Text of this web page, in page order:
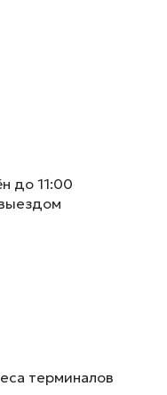
до 11:00
терминалов